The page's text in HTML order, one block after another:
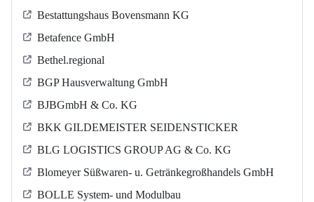
Bestattungshaus Bovensmann KG
Betafence GmbH
Bethel.regional
BGP Hausverwaltung GmbH
BJBGmbH & Co. KG
BKK GILDEMEISTER SEIDENSTICKER
BLG LOGISTICS GROUP AG & Co. KG
Blomeyer Süßwaren- u. Getränkegroßhandels GmbH
BOLLE System- und Modulbau